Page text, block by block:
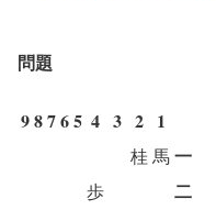
問題
98765 4 3 2 1
桂 馬一
歩 二